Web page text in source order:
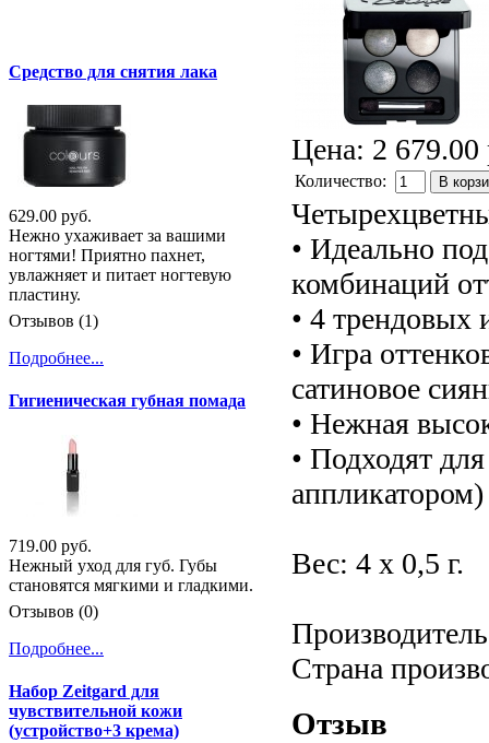
Цена: 2 679.00
Количество: В
• Идеально
комбинаций
• 4 трендовых
• Игра
сатиновое
• Нежная
• Подходят
аппликатором)
Вес: 4 x 0,5 г.
Страна
Отзыв
Средство для снятия лака
629.00 руб.
Нежно ухаживает за вашими
ногтями! Приятно пахнет,
увлажняет и питает ногтевую
пластину.
Отзывов (1)
Подробнее...
Гигиеническая губная помада
719.00 руб.
Нежный уход для губ. Губы
становятся мягкими и гладкими.
Отзывов (0)
Подробнее...
Набор Zeitgard для
чувствительной кожи
(устройство+3 крема)